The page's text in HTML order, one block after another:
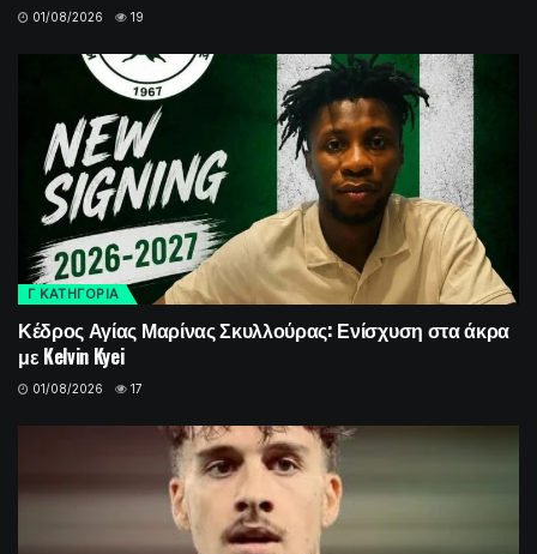
01/08/2026 19
Γ ΚΑΤΗΓΟΡΙΑ
Κέδρος Αγίας Μαρίνας Σκυλλούρας: Ενίσχυση στα άκρα
με Kelvin Kyei
01/08/2026 17